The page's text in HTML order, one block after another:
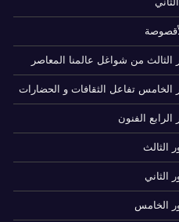
الثالث من شواغل عالمنا المعاصر
الخامس تفاعل الثقافات و الحضارات
الفنون
الثالث
الخامس